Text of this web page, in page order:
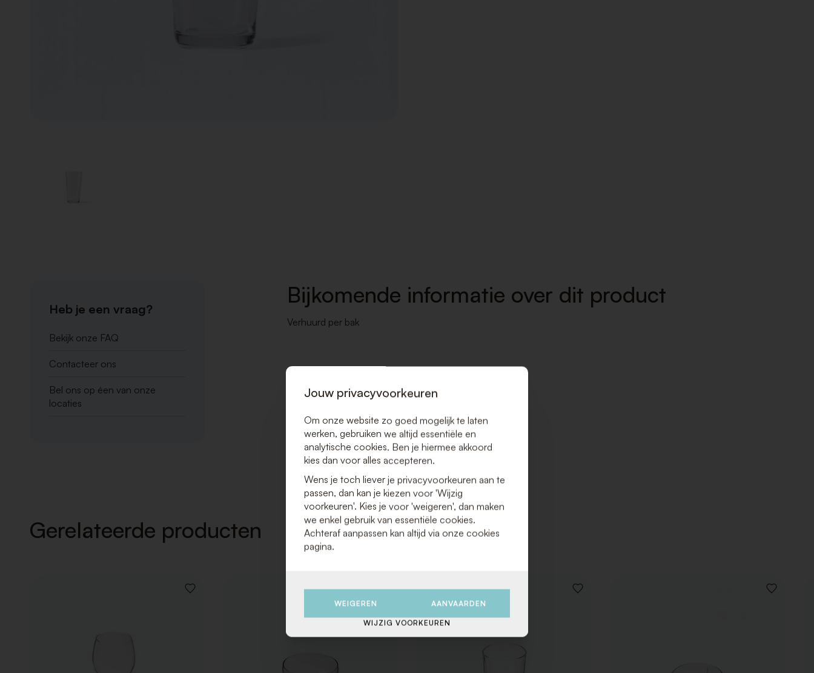
Bijkomende informatie over dit product
Verhuurd per bak
Heb je een vraag?
Bekijk onze FAQ
Contacteer ons
Bel ons op éen van onze
locaties
Gerelateerde producten
VOEG
VOEG
VERLANGLIJST
VOEG
VOEG
Jouw privacyvoorkeuren
Om onze website zo goed mogelijk te laten
werken, gebruiken we altijd essentiële en
analytische cookies. Ben je hiermee akkoord
kies dan voor alles accepteren.
Wens je toch liever je privacyvoorkeuren aan te
passen, dan kan je kiezen voor 'Wijzig
voorkeuren'. Kies je voor 'weigeren', dan maken
we enkel gebruik van essentiële cookies.
Achteraf aanpassen kan altijd via onze cookies
pagina.
WEIGEREN AANVAARDEN
WIJZIG VOORKEUREN